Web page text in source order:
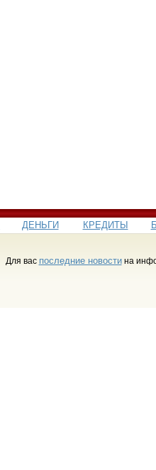
ДЕНЬГИ КРЕДИТЫ
Для вас последние новостина